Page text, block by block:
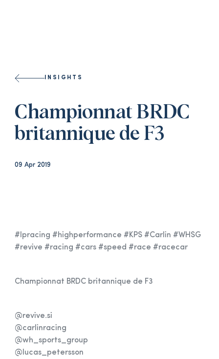
INSIGHTS
Championnat BRDC
britannique de F3
09 Apr 2019
#lpracing #highperformance #KPS #Carlin #WHSG
#revive #racing #cars #speed #race #racecar
Championnat BRDC britannique de F3
@revive.si
@carlinracing
@wh_sports_group
@lucas_petersson